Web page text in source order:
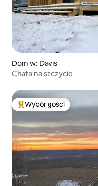
Dom w: Davis
Chata na szczycie
Najpopularniejsze z
Wybór gości